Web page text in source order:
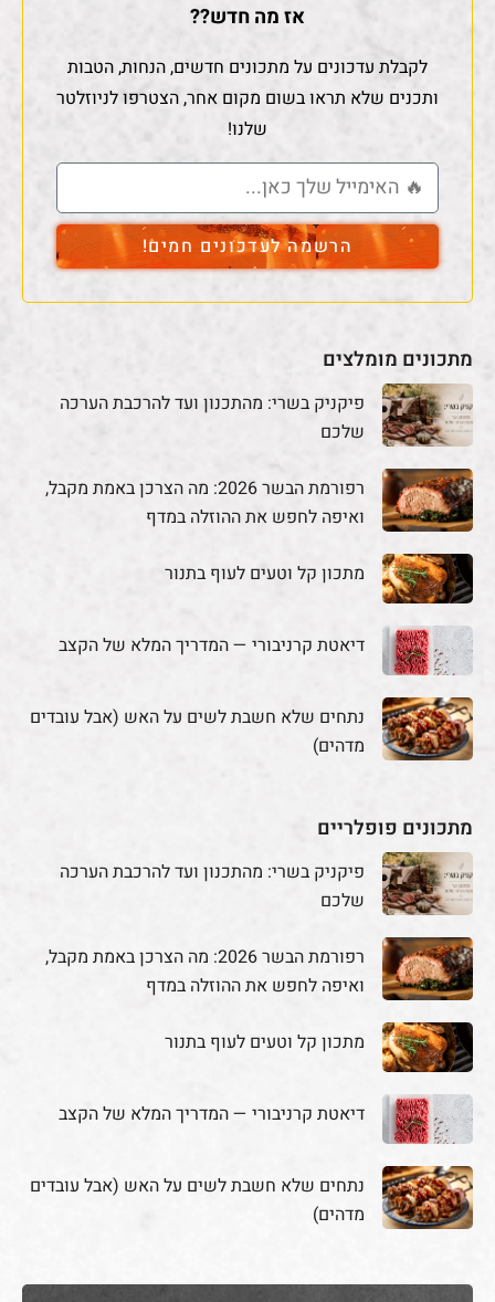
אז מה חדש??
לקבלת עדכונים על מתכונים חדשים, הנחות, הטבות
ותכנים שלא תראו בשום מקום אחר, הצטרפו לניוזלטר
שלנו!
הרשמה לעדכונים חמים!
מתכונים מומלצים
פיקניק בשרי: מהתכנון ועד להרכבת הערכה
שלכם
רפורמת הבשר 2026: מה הצרכן באמת מקבל,
ואיפה לחפש את ההוזלה במדף
מתכון קל וטעים לעוף בתנור
דיאטת קרניבורי — המדריך המלא של הקצב
נתחים שלא חשבת לשים על האש (אבל עובדים
מדהים)
מתכונים פופלריים
פיקניק בשרי: מהתכנון ועד להרכבת הערכה
שלכם
רפורמת הבשר 2026: מה הצרכן באמת מקבל,
ואיפה לחפש את ההוזלה במדף
מתכון קל וטעים לעוף בתנור
דיאטת קרניבורי — המדריך המלא של הקצב
נתחים שלא חשבת לשים על האש (אבל עובדים
מדהים)